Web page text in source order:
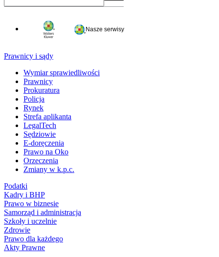
Nasze serwisy
Prawnicy i sądy
Wymiar sprawiedliwości
Prawnicy
Prokuratura
Policja
Rynek
Strefa aplikanta
LegalTech
Sędziowie
E-doręczenia
Prawo na Oko
Orzeczenia
Zmiany w k.p.c.
Podatki
Kadry i BHP
Prawo w biznesie
Samorząd i administracja
Szkoły i uczelnie
Zdrowie
Prawo dla każdego
Akty Prawne